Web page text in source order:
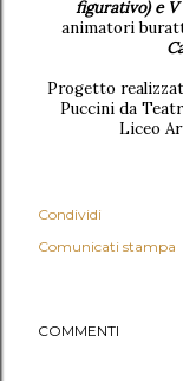
figurativo) e
animatori
Progetto
Puccini da
Liceo
Condividi
Comunicati stampa
COMMENTI